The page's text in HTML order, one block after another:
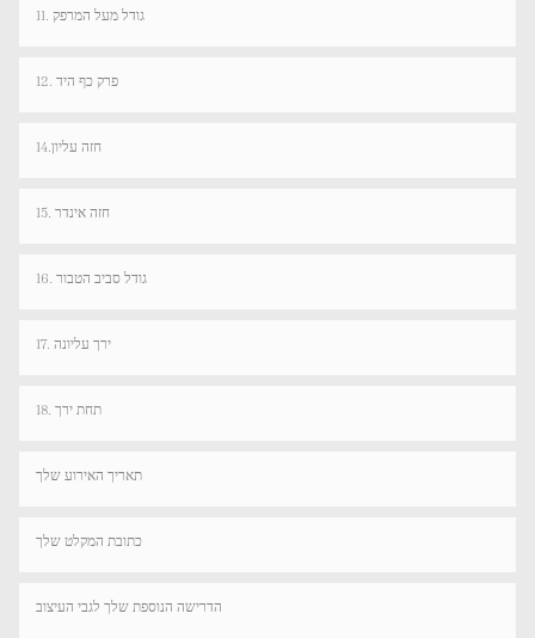
11. גודל מעל המרפק
12. פרק כף היד
14.חזה עליון
15. חזה אינדר
16. גודל סביב הטבור
17. ירך עליונה
18. תחת ירך
תאריך האירוע שלך
כתובת המקלט שלך
הדרישה הנוספת שלך לגבי העיצוב